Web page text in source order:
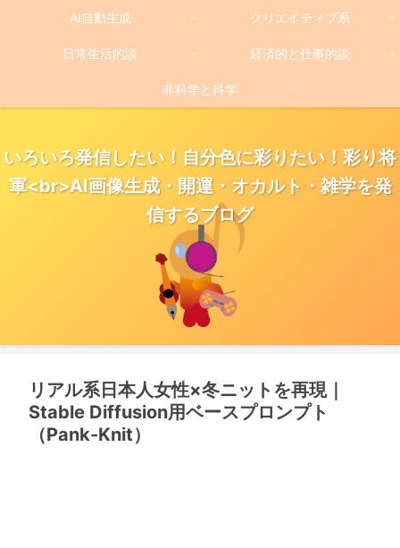
いろいろ発信したい！自分色に彩りたい！彩り将
軍<br>AI画像生成・開運・オカルト・雑学を発
信するブログ
AI自動生成 クリエイティブ系
日常生活的談 経済的と仕事的談
非科学と科学
リアル系日本人女性×冬ニットを再現｜
Stable Diffusion用ベースプロンプト
（Pank-Knit）